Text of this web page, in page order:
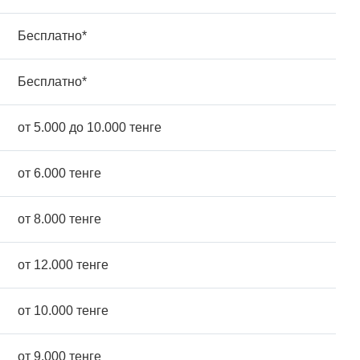
Бесплатно*
Бесплатно*
от 5.000 до 10.000 тенге
от 6.000 тенге
от 8.000 тенге
от 12.000 тенге
от 10.000 тенге
от 9.000 тенге